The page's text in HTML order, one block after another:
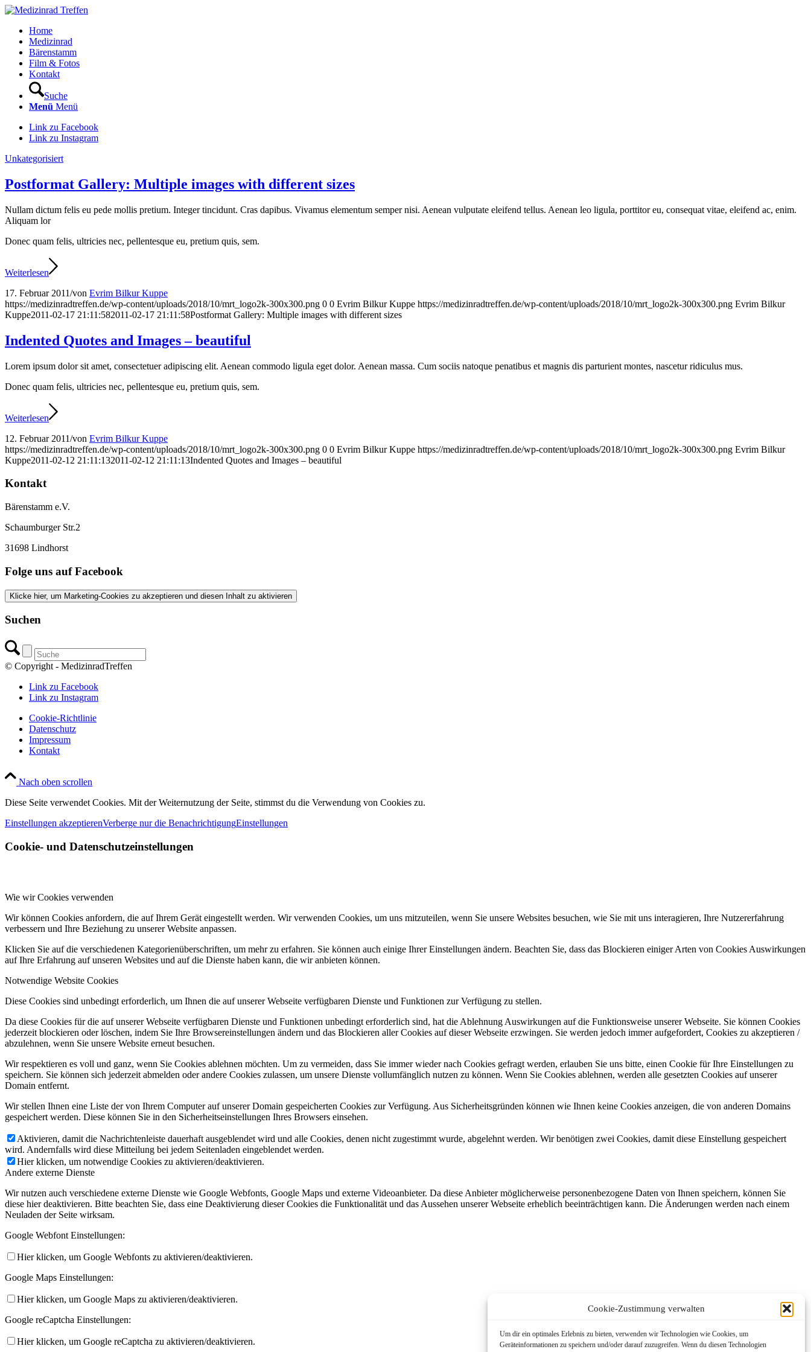
Cookie-Zustimmung verwalten
Um dir ein optimales Erlebnis zu bieten, verwenden wir Technologien wie Cookies, um
Geräteinformationen zu speichern und/oder darauf zuzugreifen. Wenn du diesen Technologien
Home
Medizinrad
Bärenstamm
Film & Fotos
Kontakt
Suche
Menü Menü
Link zu Facebook
Link zu Instagram
Unkategorisiert
Postformat Gallery: Multiple images with different sizes
Nullam dictum felis eu pede mollis pretium. Integer tincidunt. Cras dapibus. Vivamus elementum semper nisi. Aenean vulputate eleifend tellus. Aenean leo ligula, porttitor eu, consequat vitae, eleifend ac, enim.
Aliquam lor
Donec quam felis, ultricies nec, pellentesque eu, pretium quis, sem.
Weiterlesen
17. Februar 2011/von Evrim Bilkur Kuppe
https://medizinradtreffen.de/wp-content/uploads/2018/10/mrt_logo2k-300x300.png 0 0 Evrim Bilkur Kuppe https://medizinradtreffen.de/wp-content/uploads/2018/10/mrt_logo2k-300x300.png Evrim Bilkur
Kuppe2011-02-17 21:11:582011-02-17 21:11:58Postformat Gallery: Multiple images with different sizes
Indented Quotes and Images – beautiful
Lorem ipsum dolor sit amet, consectetuer adipiscing elit. Aenean commodo ligula eget dolor. Aenean massa. Cum sociis natoque penatibus et magnis dis parturient montes, nascetur ridiculus mus.
Donec quam felis, ultricies nec, pellentesque eu, pretium quis, sem.
Weiterlesen
12. Februar 2011/von Evrim Bilkur Kuppe
https://medizinradtreffen.de/wp-content/uploads/2018/10/mrt_logo2k-300x300.png 0 0 Evrim Bilkur Kuppe https://medizinradtreffen.de/wp-content/uploads/2018/10/mrt_logo2k-300x300.png Evrim Bilkur
Kuppe2011-02-12 21:11:132011-02-12 21:11:13Indented Quotes and Images – beautiful
Kontakt
Bärenstamm e.V.
Schaumburger Str.2
31698 Lindhorst
Folge uns auf Facebook
Klicke hier, um Marketing-Cookies zu akzeptieren und diesen Inhalt zu aktivieren
Suchen
© Copyright - MedizinradTreffen
Link zu Facebook
Link zu Instagram
Cookie-Richtlinie
Datenschutz
Impressum
Kontakt
Nach oben scrollen
Diese Seite verwendet Cookies. Mit der Weiternutzung der Seite, stimmst du die Verwendung von Cookies zu.
Einstellungen akzeptierenVerberge nur die BenachrichtigungEinstellungen
Cookie- und Datenschutzeinstellungen
Wie wir Cookies verwenden
Wir können Cookies anfordern, die auf Ihrem Gerät eingestellt werden. Wir verwenden Cookies, um uns mitzuteilen, wenn Sie unsere Websites besuchen, wie Sie mit uns interagieren, Ihre Nutzererfahrung
verbessern und Ihre Beziehung zu unserer Website anpassen.
Klicken Sie auf die verschiedenen Kategorienüberschriften, um mehr zu erfahren. Sie können auch einige Ihrer Einstellungen ändern. Beachten Sie, dass das Blockieren einiger Arten von Cookies Auswirkungen
auf Ihre Erfahrung auf unseren Websites und auf die Dienste haben kann, die wir anbieten können.
Notwendige Website Cookies
Diese Cookies sind unbedingt erforderlich, um Ihnen die auf unserer Webseite verfügbaren Dienste und Funktionen zur Verfügung zu stellen.
Da diese Cookies für die auf unserer Webseite verfügbaren Dienste und Funktionen unbedingt erforderlich sind, hat die Ablehnung Auswirkungen auf die Funktionsweise unserer Webseite. Sie können Cookies
jederzeit blockieren oder löschen, indem Sie Ihre Browsereinstellungen ändern und das Blockieren aller Cookies auf dieser Webseite erzwingen. Sie werden jedoch immer aufgefordert, Cookies zu akzeptieren /
abzulehnen, wenn Sie unsere Website erneut besuchen.
Wir respektieren es voll und ganz, wenn Sie Cookies ablehnen möchten. Um zu vermeiden, dass Sie immer wieder nach Cookies gefragt werden, erlauben Sie uns bitte, einen Cookie für Ihre Einstellungen zu
speichern. Sie können sich jederzeit abmelden oder andere Cookies zulassen, um unsere Dienste vollumfänglich nutzen zu können. Wenn Sie Cookies ablehnen, werden alle gesetzten Cookies auf unserer
Domain entfernt.
Wir stellen Ihnen eine Liste der von Ihrem Computer auf unserer Domain gespeicherten Cookies zur Verfügung. Aus Sicherheitsgründen können wie Ihnen keine Cookies anzeigen, die von anderen Domains
gespeichert werden. Diese können Sie in den Sicherheitseinstellungen Ihres Browsers einsehen.
Aktivieren, damit die Nachrichtenleiste dauerhaft ausgeblendet wird und alle Cookies, denen nicht zugestimmt wurde, abgelehnt werden. Wir benötigen zwei Cookies, damit diese Einstellung gespeichert
wird. Andernfalls wird diese Mitteilung bei jedem Seitenladen eingeblendet werden.
Hier klicken, um notwendige Cookies zu aktivieren/deaktivieren.
Andere externe Dienste
Wir nutzen auch verschiedene externe Dienste wie Google Webfonts, Google Maps und externe Videoanbieter. Da diese Anbieter möglicherweise personenbezogene Daten von Ihnen speichern, können Sie
diese hier deaktivieren. Bitte beachten Sie, dass eine Deaktivierung dieser Cookies die Funktionalität und das Aussehen unserer Webseite erheblich beeinträchtigen kann. Die Änderungen werden nach einem
Neuladen der Seite wirksam.
Google Webfont Einstellungen:
Hier klicken, um Google Webfonts zu aktivieren/deaktivieren.
Google Maps Einstellungen:
Hier klicken, um Google Maps zu aktivieren/deaktivieren.
Google reCaptcha Einstellungen:
Hier klicken, um Google reCaptcha zu aktivieren/deaktivieren.